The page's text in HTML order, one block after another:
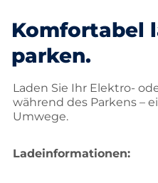
Komfortabel
parken.
Laden Sie Ihr Elektro-
während des Parkens –
Umwege.
Ladeinformationen: